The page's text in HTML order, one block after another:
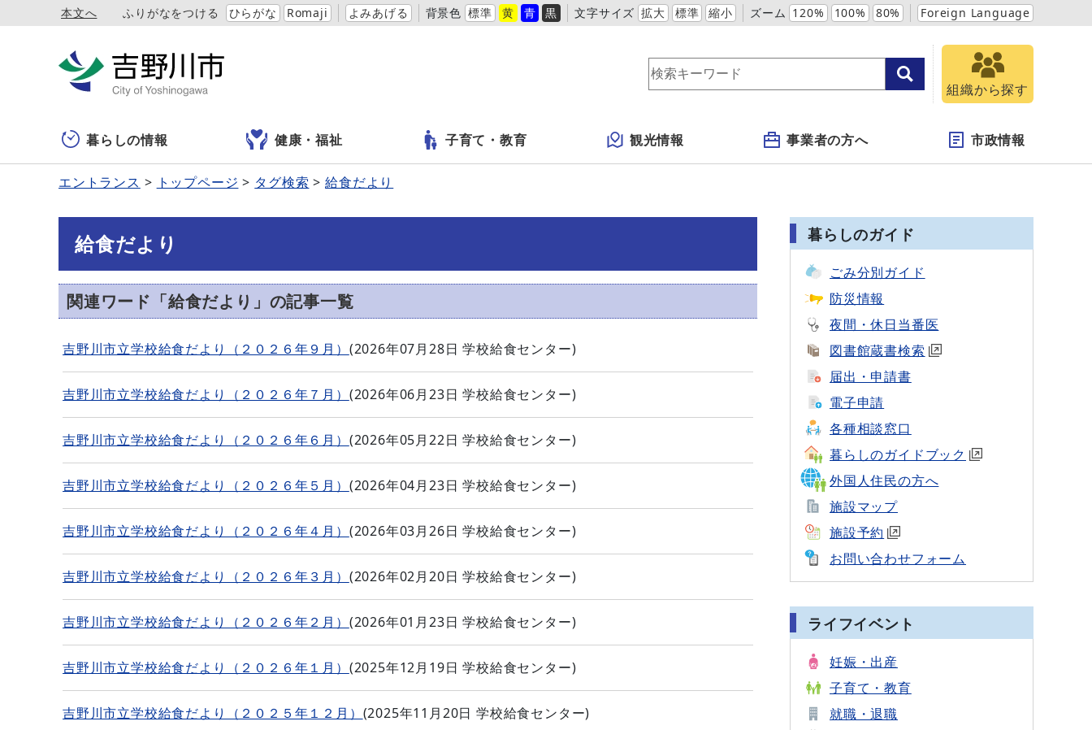
本文へ ふりがなをつける ひらがな Romaji よみあげる 背景色 標準 黄 青 黒 文字サイズ 拡大 標準 縮小 ズーム 120% 100% 80% Foreign Language
組織から探す
暮らしの情報 健康・福祉 子育て・教育 観光情報 事業者の方へ 市政情報
エントランス トップページ タグ検索 給食だより
給食だより
関連ワード「給食だより」の記事一覧
吉野川市立学校給食だより（２０２６年９月） (2026年07月28日 学校給食センター)
吉野川市立学校給食だより（２０２６年７月） (2026年06月23日 学校給食センター)
吉野川市立学校給食だより（２０２６年６月） (2026年05月22日 学校給食センター)
吉野川市立学校給食だより（２０２６年５月） (2026年04月23日 学校給食センター)
吉野川市立学校給食だより（２０２６年４月） (2026年03月26日 学校給食センター)
吉野川市立学校給食だより（２０２６年３月） (2026年02月20日 学校給食センター)
吉野川市立学校給食だより（２０２６年２月） (2026年01月23日 学校給食センター)
吉野川市立学校給食だより（２０２６年１月） (2025年12月19日 学校給食センター)
吉野川市立学校給食だより（２０２５年１２月） (2025年11月20日 学校給食センター)
暮らしのガイド
ごみ分別ガイド
防災情報
夜間・休日当番医
図書館蔵書検索
届出・申請書
電子申請
各種相談窓口
暮らしのガイドブック
外国人住民の方へ
施設マップ
施設予約
お問い合わせフォーム
ライフイベント
妊娠・出産
子育て・教育
就職・退職